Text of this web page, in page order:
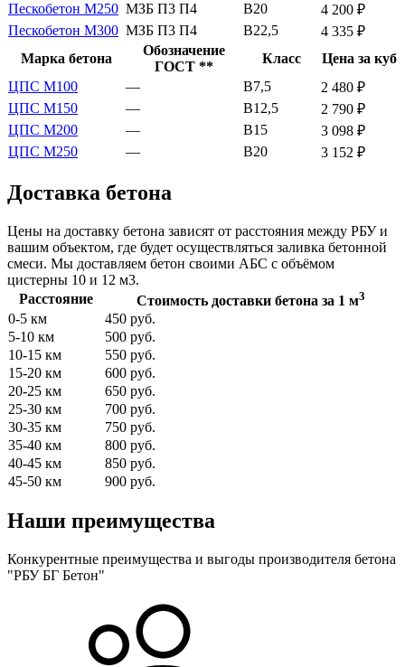
Пескобетон М250 МЗБ П3 П4 В20
4 200 ₽
Пескобетон М300 МЗБ П3 П4 В22,5
4 335 ₽
Марка бетона
Обозначение
ГОСТ **
Класс
Цена за куб
ЦПС М100
— В7,5
2 480 ₽
ЦПС М150
— В12,5
2 790 ₽
ЦПС М200
— В15
3 098 ₽
ЦПС М250
— В20 3 152 ₽
Доставка бетона
Цены на доставку бетона зависят от расстояния между РБУ и
вашим объектом, где будет осуществляться заливка бетонной
смеси. Мы доставляем бетон своими АБС с объёмом
цистерны 10 и 12 м3.
Расстояние
Стоимость доставки бетона за 1 м3
0-5 км
450 руб.
5-10 км
500 руб.
10-15 км
550 руб.
15-20 км
600 руб.
20-25 км
650 руб.
25-30 км
700 руб.
30-35 км
750 руб.
35-40 км
800 руб.
40-45 км
850 руб.
45-50 км
900 руб.
Наши преимущества
Конкурентные преимущества и выгоды производителя бетона
"РБУ БГ Бетон"